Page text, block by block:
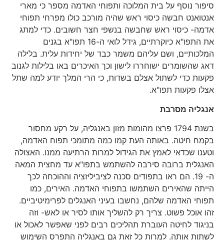
סיפור נוסף על בית המלוכה ותפוחי האדמה מספר כי מארי
אנטואנט חבשה כיסוי ראש שהיה מורכב כולו מפרחי תפוחי
אדמה- כיסוי ראש שחבשה בנשפי חצר חשובים. כדי למתג
את התפו"א כיוקרתיים, גידל לואי ה-16 תפו"א בגנים
המלכותיים, ושם עליהם משמר כבד של יחידות עלית. בלילה
דאג שהשומרים ישוחררו לישון וכך האיכרים באו בלילות לגנוב
פקעות כדי לשתול אצלם בשדות, כי הרי המלך יודע למה שתל
אצלו פקעות תפו"א.
אנגליה מסרבת
בשנת 1794 פרצו מהומות מזון באנגליה, על רקע מחסור
בקמח חיטה. באותה העת קמו כמה מתומכי תפוח האדמה,
וטענו שכדאי לאמץ את הגידול למרות הרתיעה ממנו. האצולה
האנגלית ברובה סירבה להשתמש בתפו"א עד מחצית המאה
ה- 19. הם ראו בתפודים סכנה לציביליזציה וההוכחה לכך
הייתה שהאירים השתמשו בתפוחי האדמה. האירים, כמו
תפוחי האדמה שלהם, נחשבו בעיני האנגלים לפרימיטיביים.
זהו אוכל פשוט. צריך רק להשליך אותו לסיר או לאש- וזה
בניגוד לחיטה העוברת תהליכים רבים לפני שאפשר לאכול או
לשתות אותה. למרות כל זאת גם באנגליה התפרס השימוש